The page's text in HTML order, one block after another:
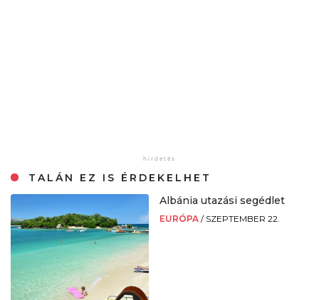
TALÁN EZ IS ÉRDEKELHET
Albánia utazási segédlet
EURÓPA / SZEPTEMBER 22.